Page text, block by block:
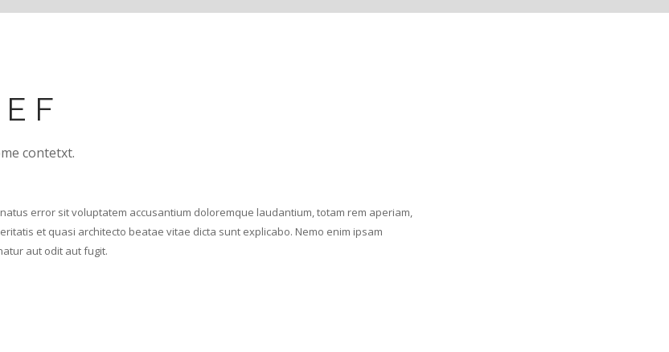
contetxt.
error sit voluptatem accusantium doloremque laudantium, totam rem aperiam,
et quasi architecto beatae vitae dicta sunt explicabo. Nemo enim ipsam
aut odit aut fugit.